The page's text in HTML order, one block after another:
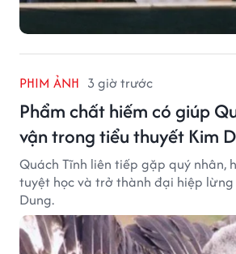
PHIM ẢNH 3 giờ trước
Phẩm chất hiếm có giúp
vận trong tiểu thuyết Kim
Quách Tĩnh liên tiếp gặp quý nhân,
tuyệt học và trở thành đại hiệp
Dung.